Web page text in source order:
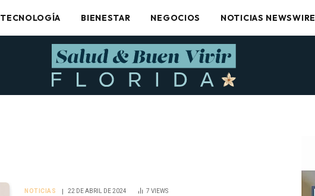
TECNOLOGÍA BIENESTAR NEGOCIOS NOTICIAS NEWSWIRE
NOTICIAS 22 DE ABRIL DE 2024 7VIEWS